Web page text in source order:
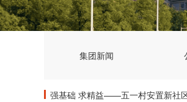
集团新闻
强基础 求精益——五一村安置新社